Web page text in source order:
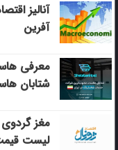
آنالیز
آفرین
معرفی
شتابان
مغز گردوی
لیست